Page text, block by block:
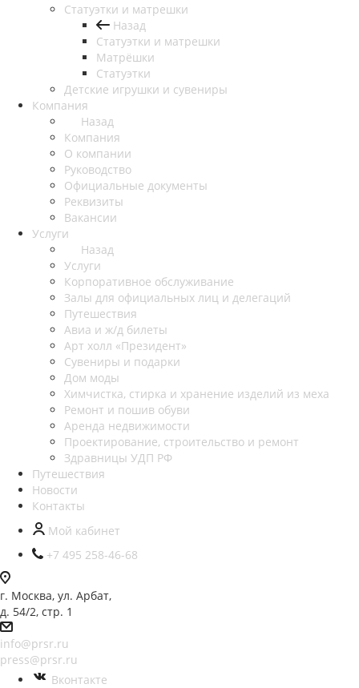
Статуэтки и матрешки
Назад
Статуэтки и матрешки
Матрёшки
Статуэтки
Детские игрушки и сувениры
Компания
Назад
Компания
О компании
Руководство
Официальные документы
Реквизиты
Вакансии
Услуги
Назад
Услуги
Корпоративное обслуживание
Залы для официальных лиц и делегаций
Путешествия
Авиа и ж/д билеты
Арт холл «Президент»
Сувениры и подарки
Дом моды
Химчистка, стирка и хранение изделий из меха
Ремонт и пошив обуви
Аренда недвижимости
Проектирование, строительство и ремонт
Здравницы УДП РФ
Путешествия
Новости
Контакты
Мой кабинет
+7 495 258-46-68
г. Москва, ул. Арбат,
д. 54/2, стр. 1
info@prsr.ru
press@prsr.ru
Вконтакте